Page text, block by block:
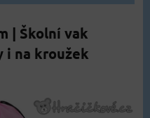
| Školní vak
i na kroužek